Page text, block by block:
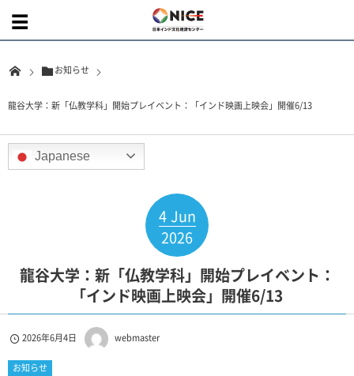
お知らせ
龍谷大学：新「仏教学科」開始プレイベント：「インド映画上映会」開催6/13
Japanese
4 Jun
2026
龍谷大学：新「仏教学科」開始プレイベント：
「インド映画上映会」開催6/13
2026年6月4日 webmaster
お知らせ